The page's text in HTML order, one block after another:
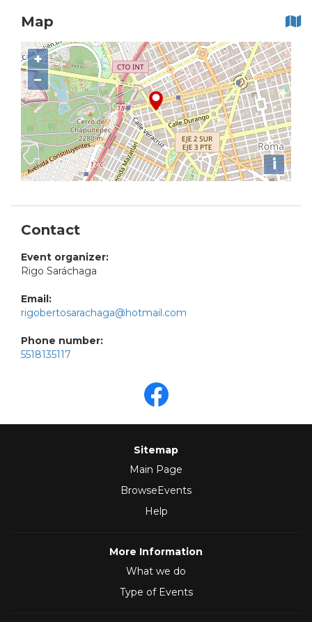
Map
+
−
i
Contact
Event organizer:
Rigo Saráchaga
Email:
rigobertosarachaga@hotmail.com
Phone number:
5518135117
Sitemap
Main Page
BrowseEvents
Help
More Information
What we do
Type of Events